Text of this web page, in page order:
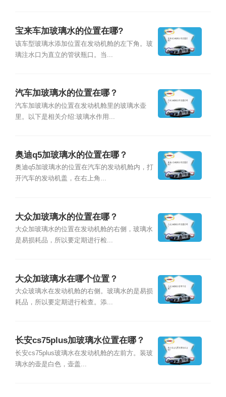
宝来车加玻璃水的位置在哪?
该车型玻璃水添加位置在发动机舱的左下角。玻
璃注水口为直立的管状瓶口。当...
汽车加玻璃水的位置在哪？
汽车加玻璃水的位置在发动机舱里的玻璃水壶
里。以下是相关介绍:玻璃水作用...
奥迪q5加玻璃水的位置在哪？
奥迪q5加玻璃水的位置在汽车的发动机舱内，打
开汽车的发动机盖，在右上角...
大众加玻璃水的位置在哪？
大众加玻璃水的位置在发动机舱的右侧，玻璃水
是易损耗品，所以要定期进行检...
大众加玻璃水在哪个位置？
大众玻璃水在发动机舱的右侧。玻璃水的是易损
耗品，所以要定期进行检查。添...
长安cs75plus加玻璃水位置在哪？
长安cs75plus玻璃水在发动机舱的左前方。装玻
璃水的壶是白色，壶盖...